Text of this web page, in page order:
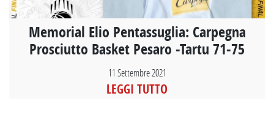
Memorial Elio Pentassuglia: Carpegna
Prosciutto Basket Pesaro -Tartu 71-75
11 Settembre 2021
LEGGI TUTTO